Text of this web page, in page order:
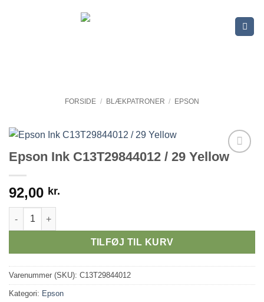
FORSIDE / BLÆKPATRONER / EPSON
Epson Ink C13T29844012 / 29 Yellow
92,00 kr.
Epson Ink C13T29844012 / 29 Yellow antal
TILFØJ TIL KURV
Varenummer (SKU): C13T29844012
Kategori: Epson